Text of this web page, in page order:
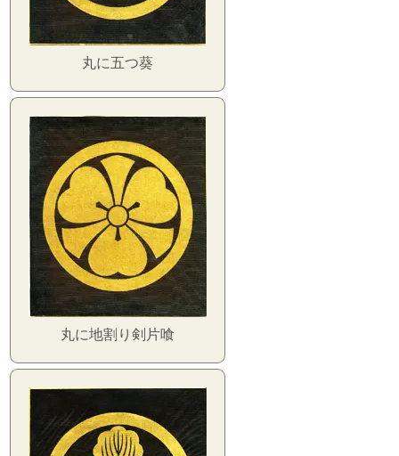
丸に五つ葵
丸に地割り剣片喰